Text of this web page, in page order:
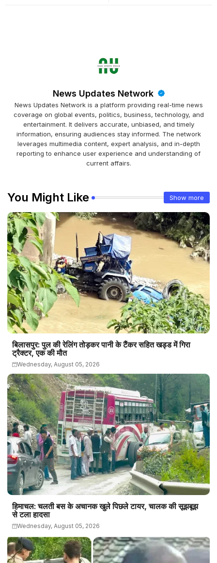
News Updates Network
News Updates Network is a platform providing real-time news
coverage on global events, politics, business, technology, and
entertainment. It delivers accurate, unbiased, and timely
information, ensuring audiences stay informed. The network
leverages multimedia content, expert analysis, and in-depth
reporting to enhance user experience and understanding of
current affairs.
You Might Like Show more
बिलासपुर: पुल की रेलिंग तोड़कर पानी के टैंकर सहित खड्ड में गिरा
ट्रैक्टर, एक की मौत
Wednesday, August 05, 2026
हिमाचल: चलती बस के अचानक खुले पिछले टायर, चालक की सूझबूझ
से टला हादसा
Wednesday, August 05, 2026